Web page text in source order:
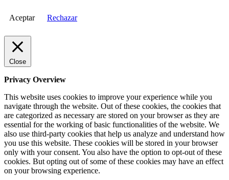
Aceptar Rechazar
Close
Privacy Overview
This website uses cookies to improve your experience while you
navigate through the website. Out of these cookies, the cookies that
are categorized as necessary are stored on your browser as they are
essential for the working of basic functionalities of the website. We
also use third-party cookies that help us analyze and understand how
you use this website. These cookies will be stored in your browser
only with your consent. You also have the option to opt-out of these
cookies. But opting out of some of these cookies may have an effect
on your browsing experience.